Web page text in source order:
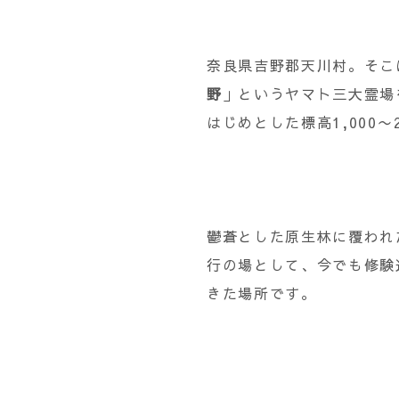
奈良県吉野郡天川村。そ
野 」というヤマト三大霊
はじめとした標高1,000
鬱蒼とした原生林に覆わ
行の場として、今でも修
きた場所です。